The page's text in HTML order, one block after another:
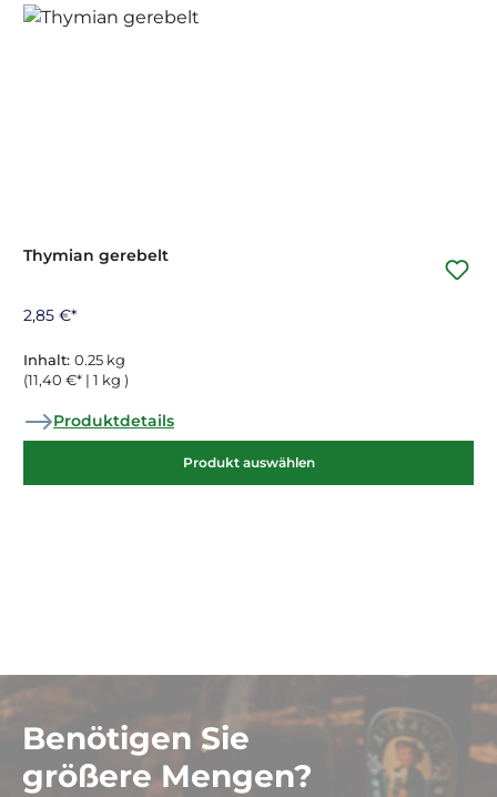
Thymian gerebelt
2,85 €*
Inhalt: 0.25 kg
(11,40 €* | 1 kg )
Produktdetails
Produkt auswählen
Benötigen Sie
größere Mengen?